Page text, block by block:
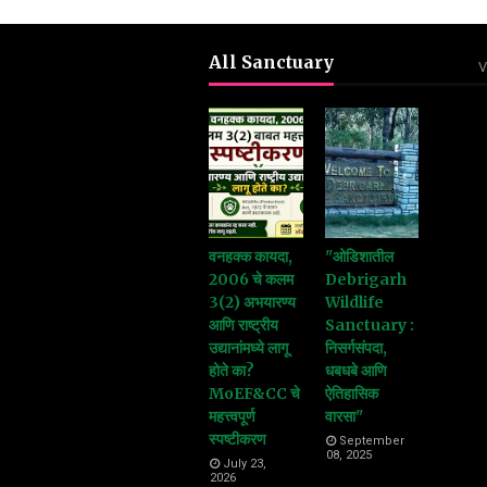
All Sanctuary
वनहक्क कायदा,
2006 चे कलम
3(2) अभयारण्य
आणि राष्ट्रीय
उद्यानांमध्ये लागू
होते का?
MoEF&CC चे
महत्त्वपूर्ण
स्पष्टीकरण
July 23,
2026
"ओडिशातील
Debrigarh
Wildlife
Sanctuary :
निसर्गसंपदा,
धबधबे आणि
ऐतिहासिक
वारसा"
September
08, 2025